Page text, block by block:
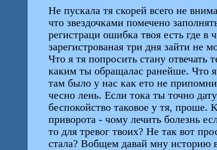
Не пускала тя скорей всего не
что звездочками помечено
регистраци ошибка твоя есть где
зарегистрованая три дня зайти не
Что я тя попросить стану
каким ты обращалас ранейше. Что я
там было у нас как ето не
чесно лень. Если тока ты точно
беспокойство таковое у тя, проше.
приворота - чому лечить болезнь
то для тревог твоих? Не так вот
стала? Вобщем давай мну историю